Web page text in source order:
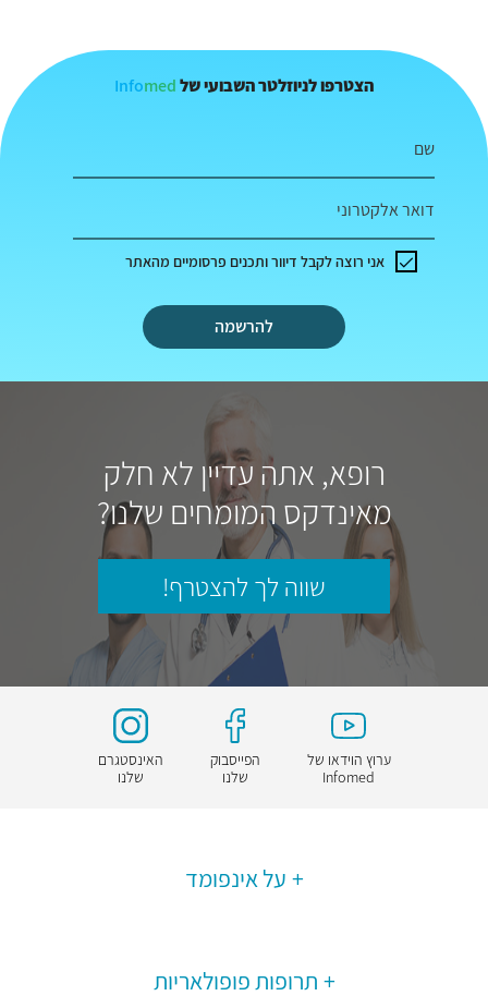
הצטרפו לניוזלטר השבועי של Infomed
שם
דואר אלקטרוני
להרשמה
אני רוצה לקבל דיוור ותכנים פרסומיים מהאתר
רופא, אתה עדיין לא חלק
מאינדקס המומחים שלנו?
שווה לך להצטרף!
ערוץ הוידאו של
Infomed
הפייסבוק
שלנו
האינסטגרם
שלנו
על אינפומד
תרופות פופולאריות